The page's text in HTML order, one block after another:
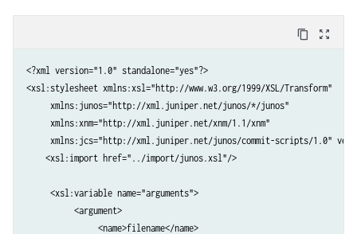
content_copy zoom_out_map
<?xml version="1.0" standalone="yes"?>
<xsl:stylesheet xmlns:xsl="http://www.w3.org/1999/XSL/Transform"
     xmlns:junos="http://xml.juniper.net/junos/*/junos"
     xmlns:xnm="http://xml.juniper.net/xnm/1.1/xnm"
xmlns:jcs="http://xml.juniper.net/junos/commit-scripts/1.0"
    <xsl:import href="../import/junos.xsl"/>
     <xsl:variable name="arguments">
          <argument>
               <name>filename</name>